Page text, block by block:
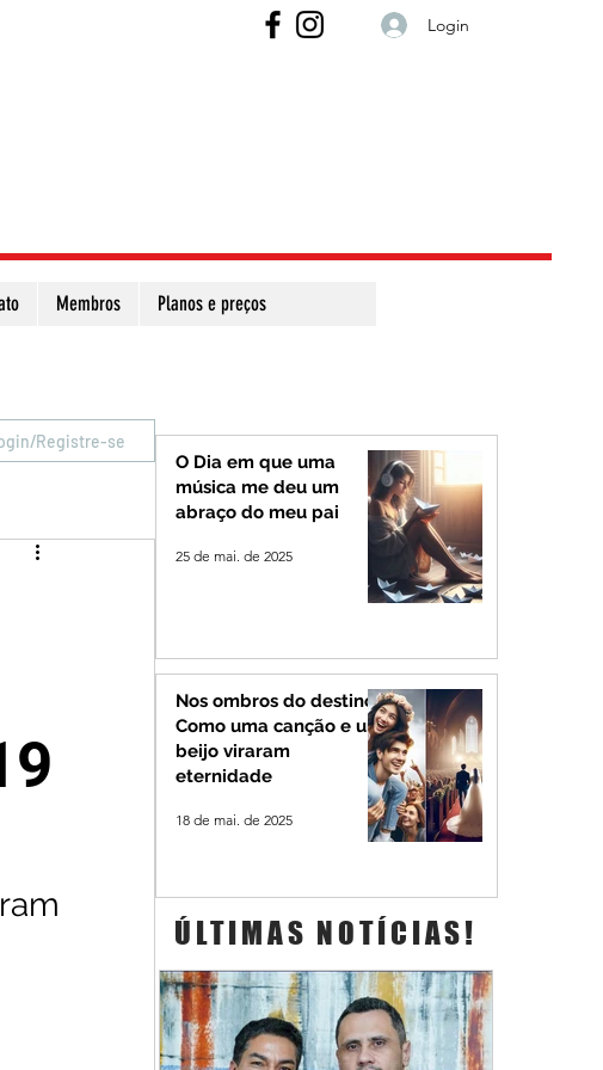
Login
Membros Planos e preços
Registre-se
O Dia em que uma
música me deu um
abraço do meu pai
25 de mai. de 2025
Nos ombros do destino:
Como uma canção e um
beijo viraram
eternidade
18 de mai. de 2025
ÚLTIMAS NOTÍCIAS!